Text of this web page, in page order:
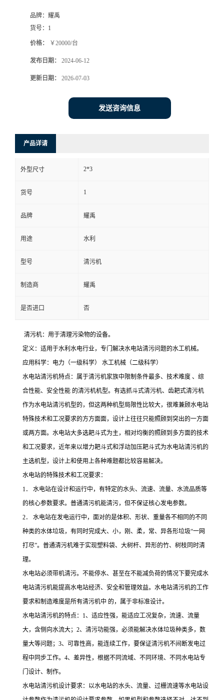
品牌： 耀禹
货号： 1
价格： ￥20000/台
发布日期： 2024-06-12
更新日期： 2026-07-03
发送咨询信息
产品详请
外型尺寸 2*3
货号 1
品牌 耀禹
用途 水利
型号 清污机
制造商 耀禹
是否进口 否
清污机：用于清理污染物的设备。
定义：适用于水利水电行业，专门解决水电站清污问题的水工机械。
应用科学：电力（一级科学） 水工机械（二级科学）
水电站清污机特点：属于清污机家族中限制条件最多、技术难度 、综
合性能、安全性能 的清污机机型。有选抓斗式清污机、齿耙式清污机
作为水电站清污机型的，但这两种机型局限性比较大，很难兼顾水电站
特殊技术和工况要求的方方面面，设计上往往只能照顾到突出的一方面
或两方面。水电站大多选耙斗式为主，相对均衡的照顾到多方面的技术
和工况要求，近年来以增力耙斗式和浮动加压耙斗式为水电站清污机的
主选机型，设计上和使用上各种难题都比较容易解决。
水电站的特殊技术和工况要求：
1． 水电站在设计和运行中，有特定的水头、流速、流量、水流品质等
的核心参数要求。普通清污机能清污，但不保证核心发电参数。
2． 水电站在发电运行中，面对的是体积、形状、重量各不相同的不同
种类的水体垃圾，有同时完成大、小，刚、柔，常、异各形垃圾“一网
打尽”。普通清污机难于实现塑料袋、大树杆、异形的竹、树枝同时清
理。
水电站必须带机清污。不能停水、甚至在不能减负荷的情况下要完成水
电站清污机能提高水电站经济、安全和管理效益。水电站清污机的工作
要求和制造难度是所有清污机中 的，属于非标准设计。
水电站清污机的特点：1、适应性强，能适应工况复杂，流速、流量
大，含侧向水流大；2、清污功能强，必须能解决水体垃圾种类多，数
量大等问题；3、可靠性高，能连续工作，要保证清污机不间断发电过
程中同步工作。4、差异性，根据不同流域、不同环境、不同水电站专
门设计、制作。
水电站清污机设计要求：以水电站的水头、流量、过栅流速等水电站设